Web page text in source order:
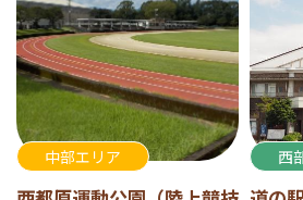
中部エリア 西